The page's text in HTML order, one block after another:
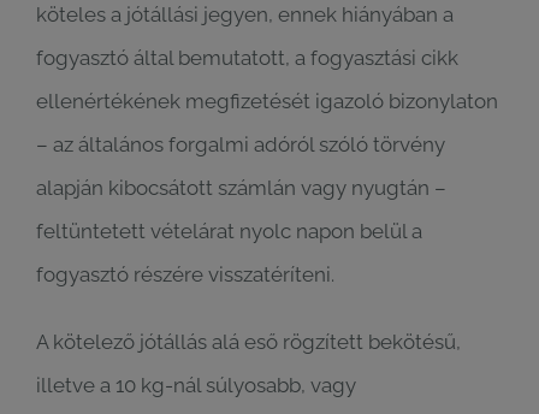
köteles a jótállási jegyen, ennek hiányában a
fogyasztó által bemutatott, a fogyasztási cikk
ellenértékének megfizetését igazoló bizonylaton
– az általános forgalmi adóról szóló törvény
alapján kibocsátott számlán vagy nyugtán –
feltüntetett vételárat nyolc napon belül a
fogyasztó részére visszatéríteni.
A kötelező jótállás alá eső rögzített bekötésű,
illetve a 10 kg-nál súlyosabb, vagy